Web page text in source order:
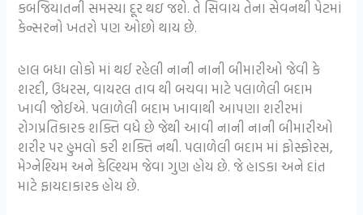
કબજિયાતની સમસ્યા દૂર થઇ જશે. તે સિવાય તેના સેવનથી પેટમાં
કેન્સરનો ખતરો પણ ઓછો થાય છે.
હાલ બધા લોકો માં થઈ રહેલી નાની નાની બીમારીઓ જેવી કે
શરદી, ઉધરસ, વાયરલ તાવ થી બચવા માટે પલાળેલી બદામ
ખાવી જોઈએ. પલાળેલી બદામ ખાવાથી આપણા શરીરમાં
રોગપ્રતિકારક શક્તિ વધે છે જેથી આવી નાની નાની બીમારીઓ
શરીર પર હુમલો કરી શક્તિ નથી. પલાળેલી બદામ માં ફોસ્ફોરસ,
મેગ્નેશ્યિમ અને કેલ્શ્યિમ જેવા ગુણ હોય છે. જે હાડકા અને દાંત
માટે ફાયદાકારક હોય છે.